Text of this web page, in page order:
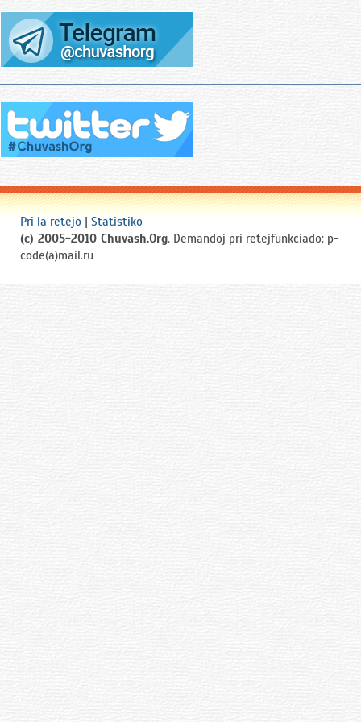
отставку с поста министра юстиции
России в знак несогласия с
Президентом РФ Борисом Ельциным
в ходе его борьбы с консервативным
Верховным Советом РФ.
После отставки Федоров работал
председателем Московской коллегии
адвокатов.
избран депутатом Госдумы РФ и
Президентом Чувашской Республики.
Возглавлял республику с 1994 по
2010 год.
Pri la retejo
Statistiko
(c) 2005-2010 Chuvash.Org. Demandoj pri retejfunkciado: p-
code(a)mail.ru